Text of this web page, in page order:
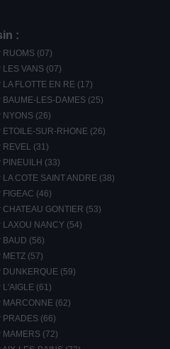
:
(07)
VANS (07)
FLOTTE EN RE (17)
LES-DAMES (25)
(26)
SUR-RHONE (26)
(31)
(33)
COTE SAINT ANDRE (38)
(46)
GONTIER (53)
NANCY (54)
(56)
(57)
(59)
(61)
(62)
(66)
(72)